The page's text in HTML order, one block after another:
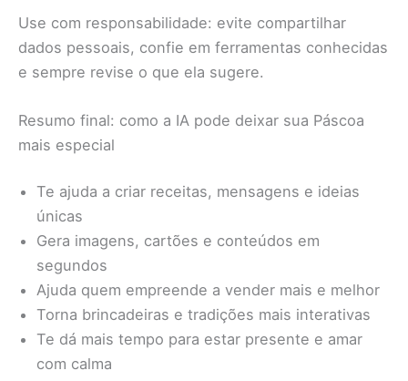
Use com responsabilidade: evite compartilhar
dados pessoais, confie em ferramentas conhecidas
e sempre revise o que ela sugere.
Resumo final: como a IA pode deixar sua Páscoa
mais especial
Te ajuda a criar receitas, mensagens e ideias
únicas
Gera imagens, cartões e conteúdos em
segundos
Ajuda quem empreende a vender mais e melhor
Torna brincadeiras e tradições mais interativas
Te dá mais tempo para estar presente e amar
com calma